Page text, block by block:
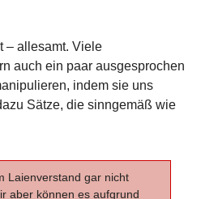
– allesamt. Viele
auch ein paar ausgesprochen
indem sie uns
Sätze, die sinngemäß wie
Laienverstand gar nicht
aber können es aufgrund